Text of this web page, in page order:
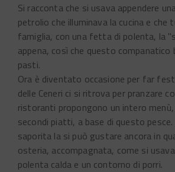
Si racconta che si usava appendere
petrolio che illuminava la cucina e che
famiglia, con una fetta di polenta, la
appena, così che questo companatico
pasti.
Ora è diventato occasione per far
delle Ceneri ci si ritrova per pranzare
ristoranti propongono un intero
secondi piatti, a base di questo pesce.
saporita la si può gustare ancora in
osteria, accompagnata, come si
polenta calda e un contorno di porri.